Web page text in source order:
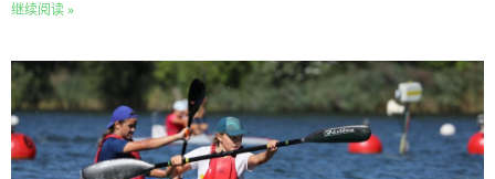
继续阅读 »